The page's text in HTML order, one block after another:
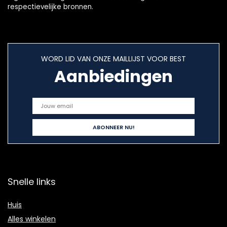
respectievelijke bronnen.
WORD LID VAN ONZE MAILLIJST VOOR BEST
Aanbiedingen
Snelle links
Huis
Alles winkelen